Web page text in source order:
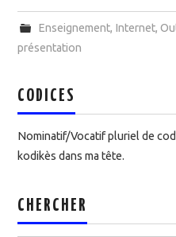
Enseignement, Internet,
présentation
CODICES
Nominatif/Vocatif pluriel de
kodikès dans ma tête.
CHERCHER